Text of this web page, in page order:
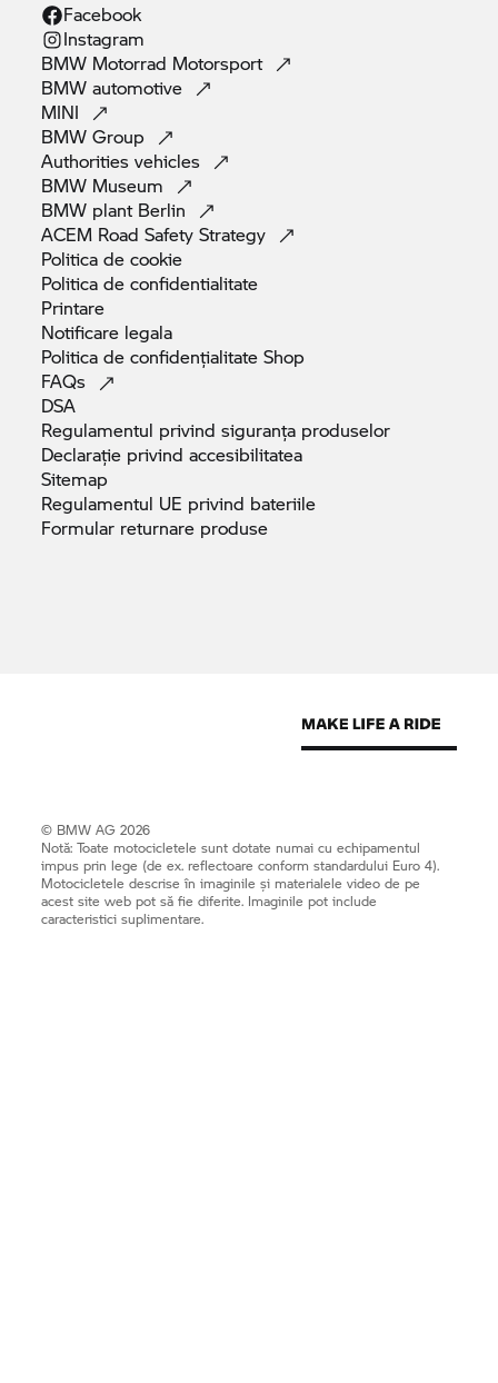
Facebook
Instagram
BMW Motorrad Motorsport
BMWautomotive
MINI
BMWGroup
Authoritiesvehicles
BMW Museum
BMW plant Berlin
ACEM Road SafetyStrategy
Politica decookie
Politica deconfidentialitate
Printare
Notificare legala
Politica de confidențialitateShop
FAQs
DSA
Regulamentul privind siguranța produselor
Declarație privindaccesibilitatea
Sitemap
Regulamentul UE privind bateriile
Formular returnare produse
© BMW AG 2026
Notă: Toate motocicletele sunt dotate numai cu echipamentul
impus prin lege (de ex. reflectoare conform standardului Euro 4).
Motocicletele descrise în imaginile și materialele video de pe
acest site web pot să fie diferite. Imaginile pot include
caracteristici suplimentare.